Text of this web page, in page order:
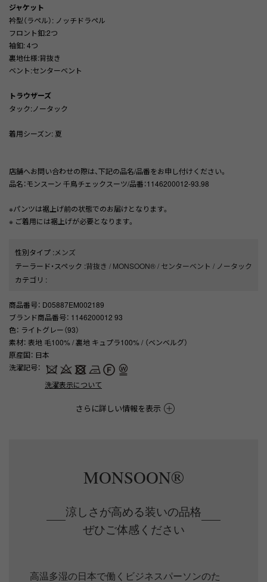
ジャケット
衿型（ラペル）: ノッチドラペル
フロント釦:2つ
袖釦: 4つ
裏地仕様:背抜き
ベント:センターベント
トラウザーズ
タック:ノータック
着用シーズン: 夏
店舗へお問い合わせの際は、下記の品名/品番をお申し付けください。
品名：モンスーン 千鳥チェックスーツ/品番：1146200012-93.98
※パンツは裾上げ前の状態でのお届けとなります。
※ ご着用には裾上げが必要となります。
性別タイプ :メンズ
テーラード・スペック :背抜き / MONSOON®/ センターベント / ノータック
カテゴリ :
商品番号： D05887EM002189
ブランド商品番号： 1146200012 93
色： ライトグレー（93）
素材： 表地 毛100% / 裏地 キュプラ100% / （ベンベルグ）
原産国： 日本
洗濯記号：
洗濯表示について
さらに詳しい情報を表示
MONSOON®
涼しさが高める装いの品格
ぜひご体感ください
高温多湿の日本で働くビジネスパーソンのた